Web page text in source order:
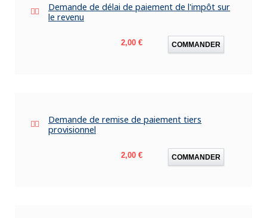
Demande de délai de paiement de l'impôt sur
le revenu
Prix
2,00 € COMMANDER
Demande de remise de paiement tiers
provisionnel
Prix
2,00 € COMMANDER